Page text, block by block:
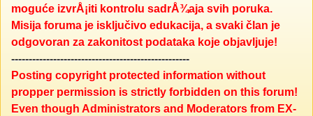
moguće izvrÅ¡iti kontrolu sadrÅ¾aja svih poruka.
Misija foruma je isključivo edukacija, a svaki član je
odgovoran za zakonitost podataka koje objavljuje!
---------------------------------------------------
Posting copyright protected information without
propper permission is strictly forbidden on this forum!
Even though Administrators and Moderators from EX-